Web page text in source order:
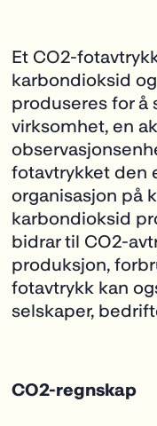
Et CO2-
karbondioksid
produseres for å
virksomhet, en
fotavtrykket den
organisasjon på
karbondioksid
bidrar til CO2-
produksjon,
fotavtrykk kan
selskaper,
CO2-regnskap